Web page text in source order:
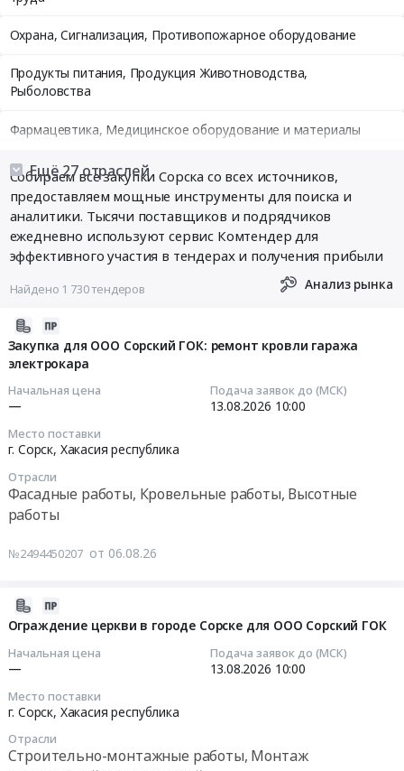
Ещё 27 отраслей
Охрана, Сигнализация, Противопожарное оборудование
Продукты питания, Продукция Животноводства,
Рыболовства
Фармацевтика, Медицинское оборудование и материалы
Медицинские и Оздоровительные услуги
Мебель, Компьютеры и Периферия, Канцтовары, Бытовая
техника
Связь, Информационные технологии
Грузовые и пассажирские перевозки, Транспортные услуги
Полиграфия
Реклама, Дизайн, Маркетинг, Теле и радиовещание
Топливо, Уголь, Продукция нефтепереработки
Автомобили, Спецтехника, Авиа- ЖД-техника, Суда
Финансы, Страхование, Оценка, Юридические услуги
Одежда, Средства защиты, Текстиль, Хозтовары, Тара
Энергетика
Прочее оборудование и изделия
Обучение, Научная деятельность
Собираем все закупки Сорска со всех источников,
предоставляем мощные инструменты для поиска и
аналитики. Тысячи поставщиков и подрядчиков
ежедневно используют сервис Комтендер для
эффективного участия в тендерах и получения прибыли
Найдено 1 730 тендеров Анализ рынка
Закупка для ООО Сорский ГОК: ремонт кровли гаража
электрокара
Начальная цена
—
Подача заявок до (МСК)
13.08.2026 10:00
Место поставки
г. Сорск, Хакасия республика
Отрасли
Фасадные работы, Кровельные работы, Высотные
работы
№2494450207 от 06.08.26
Ограждение церкви в городе Сорске для ООО Сорский ГОК
Начальная цена
—
Подача заявок до (МСК)
13.08.2026 10:00
Место поставки
г. Сорск, Хакасия республика
Отрасли
Строительно-монтажные работы, Монтаж